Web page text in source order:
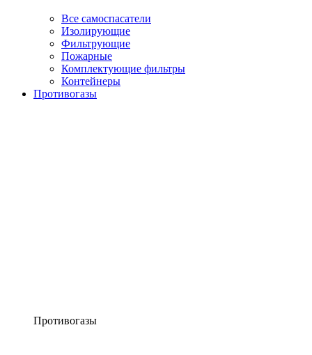
Все самоспасатели
Изолирующие
Фильтрующие
Пожарные
Комплектующие фильтры
Контейнеры
Противогазы
Противогазы